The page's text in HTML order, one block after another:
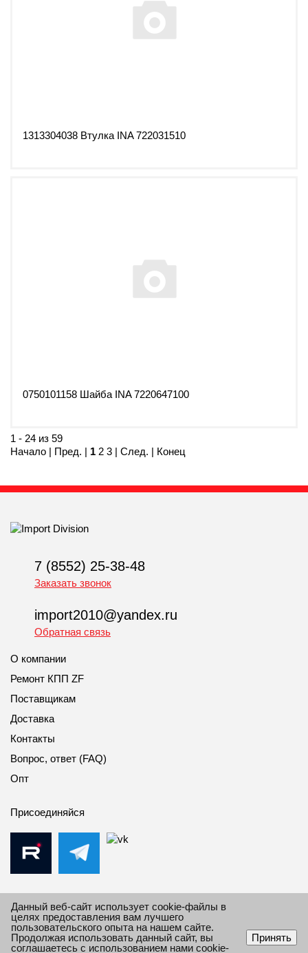
1313304038 Втулка INA 722031510
0750101158 Шайба INA 7220647100
1 - 24 из 59
Начало | Пред. | 1 2 3 | След. | Конец
7 (8552) 25-38-48
Заказать звонок
import2010@yandex.ru
Обратная связь
О компании
Ремонт КПП ZF
Поставщикам
Доставка
Контакты
Вопрос, ответ (FAQ)
Опт
Присоединяйся
© 2010-2026 Все права защищены Импорт Дивижн.
Информация сайта защищена законом об авторских
Данный веб-сайт использует cookie-файлы в
целях предоставления вам лучшего
пользовательского опыта на нашем сайте.
Продолжая использовать данный сайт, вы
соглашаетесь с использованием нами cookie-
Принять